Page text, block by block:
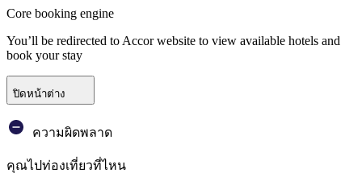
Core booking engine
You’ll be redirected to Accor website to view available hotels and
book your stay
ปิดหน้าต่าง
ความผิดพลาด
คุณไปท่องเที่ยวที่ไหน